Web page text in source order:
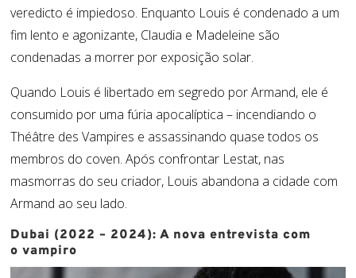
veredicto é impiedoso. Enquanto Louis é condenado a um
fim lento e agonizante, Claudia e Madeleine são
condenadas a morrer por exposição solar.
Quando Louis é libertado em segredo por Armand, ele é
consumido por uma fúria apocalíptica – incendiando o
Théâtre des Vampires e assassinando quase todos os
membros do coven. Após confrontar Lestat, nas
masmorras do seu criador, Louis abandona a cidade com
Armand ao seu lado.
Dubai (2022 – 2024): A nova entrevista com
o vampiro